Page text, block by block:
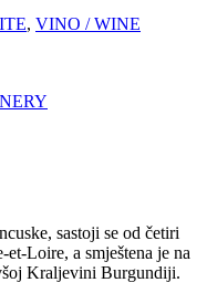
, VINO / WINE
sastoji se od četiri
Loire, a smještena je na
Kraljevini Burgundiji.